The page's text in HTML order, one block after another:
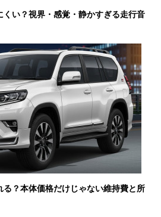
い？視界・感覚・静かすぎる走行音
？本体価格だけじゃない維持費と所